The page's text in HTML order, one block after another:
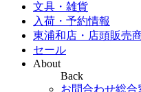
文具・雑貨
入荷・予約情報
東浦和店・店頭販売
セール
About
Back
お問合わせ総合